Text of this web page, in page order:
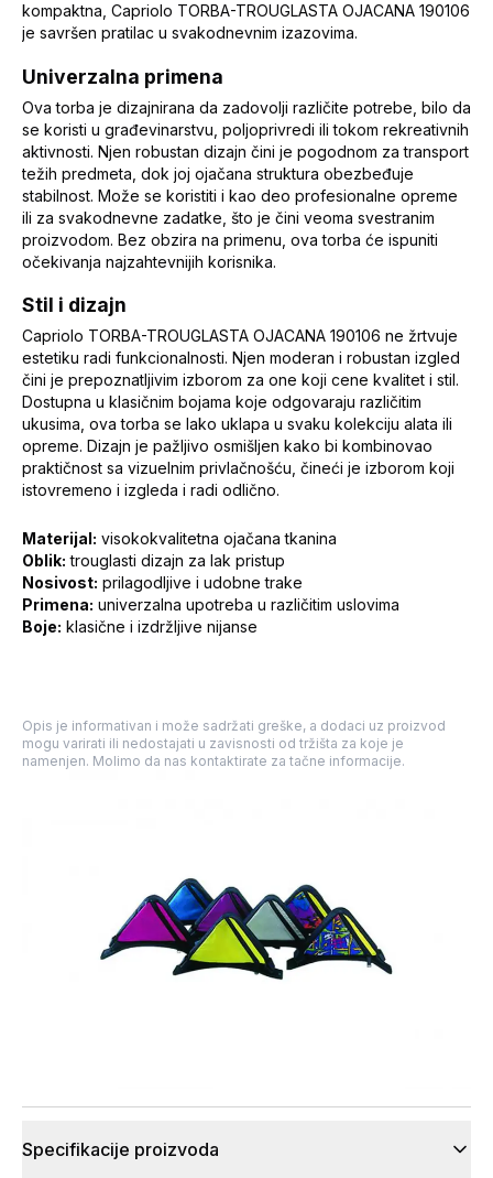
kompaktna, Capriolo TORBA-TROUGLASTA OJACANA 190106
je savršen pratilac u svakodnevnim izazovima.
Univerzalna primena
Ova torba je dizajnirana da zadovolji različite potrebe, bilo da
se koristi u građevinarstvu, poljoprivredi ili tokom rekreativnih
aktivnosti. Njen robustan dizajn čini je pogodnom za transport
težih predmeta, dok joj ojačana struktura obezbeđuje
stabilnost. Može se koristiti i kao deo profesionalne opreme
ili za svakodnevne zadatke, što je čini veoma svestranim
proizvodom. Bez obzira na primenu, ova torba će ispuniti
očekivanja najzahtevnijih korisnika.
Stil i dizajn
Capriolo TORBA-TROUGLASTA OJACANA 190106 ne žrtvuje
estetiku radi funkcionalnosti. Njen moderan i robustan izgled
čini je prepoznatljivim izborom za one koji cene kvalitet i stil.
Dostupna u klasičnim bojama koje odgovaraju različitim
ukusima, ova torba se lako uklapa u svaku kolekciju alata ili
opreme. Dizajn je pažljivo osmišljen kako bi kombinovao
praktičnost sa vizuelnim privlačnošću, čineći je izborom koji
istovremeno i izgleda i radi odlično.
Materijal: visokokvalitetna ojačana tkanina
Oblik: trouglasti dizajn za lak pristup
Nosivost: prilagodljive i udobne trake
Primena: univerzalna upotreba u različitim uslovima
Boje: klasične i izdržljive nijanse
Opis je informativan i može sadržati greške, a dodaci uz proizvod
mogu varirati ili nedostajati u zavisnosti od tržišta za koje je
namenjen. Molimo da nas kontaktirate za tačne informacije.
Specifikacije proizvoda